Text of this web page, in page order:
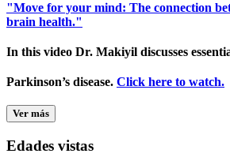
"Move for your mind: The connection
brain health."
In this video Dr. Makiyil discusses
Parkinson’s disease. Click here to watch.
Ver más
Edades vistas